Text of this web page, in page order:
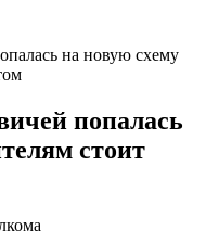
на новую схему
попалась
стоит